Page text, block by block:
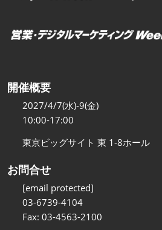
開催概要
2027/4/7(水)-9(金)
10:00-17:00
東京ビッグサイト 東 1-8ホール
お問合せ
[email protected]
03-6739-4104
Fax: 03-4563-2100